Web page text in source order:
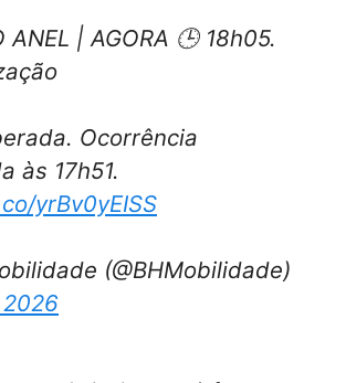
ANEL | AGORA 🕒 18h05.
Ocorrência
às 17h51.
yrBv0yEISS
(@BHMobilidade)
2026